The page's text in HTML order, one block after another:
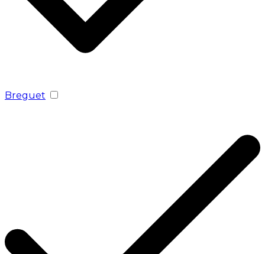
Breguet